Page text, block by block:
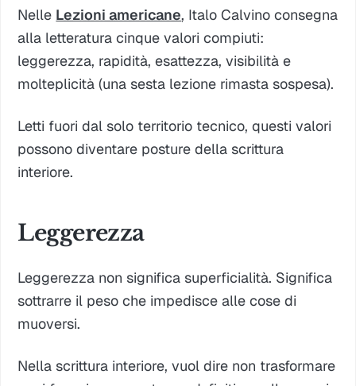
Nelle Lezioni americane, Italo Calvino consegna
alla letteratura cinque valori compiuti:
leggerezza, rapidità, esattezza, visibilità e
molteplicità (una sesta lezione rimasta sospesa).
Letti fuori dal solo territorio tecnico, questi valori
possono diventare posture della scrittura
interiore.
Leggerezza
Leggerezza non significa superficialità. Significa
sottrarre il peso che impedisce alle cose di
muoversi.
Nella scrittura interiore, vuol dire non trasformare